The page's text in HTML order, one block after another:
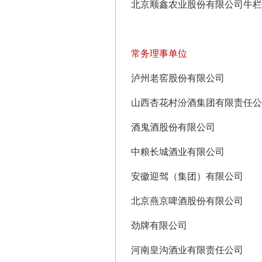
北京顺鑫农业股份有限公司牛
常务理事单位
泸州老窖股份有限公司
山西杏花村汾酒集团有限责任公
酒鬼酒股份有限公司
中粮长城酒业有限公司
安徽迎驾（集团）有限公司
北京燕京啤酒股份有限公司
劲牌有限公司
河南皇沟酒业有限责任公司